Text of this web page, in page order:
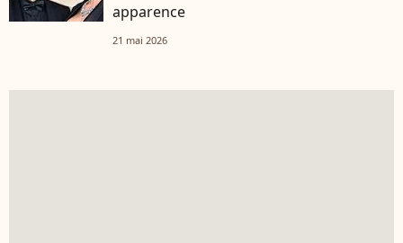
apparence
21 mai 2026